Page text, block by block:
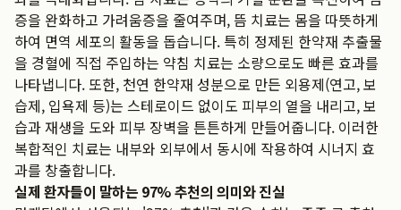
증을 완화하고 가려움증을 줄여주며, 뜸 치료는 몸을 따뜻하게
하여 면역 세포의 활동을 돕습니다. 특히 정제된 한약재 추출물
을 경혈에 직접 주입하는 약침 치료는 소량으로도 빠른 효과를
나타냅니다. 또한, 천연 한약재 성분으로 만든 외용제(연고, 보
습제, 입욕제 등)는 스테로이드 없이도 피부의 열을 내리고, 보
습과 재생을 도와 피부 장벽을 튼튼하게 만들어줍니다. 이러한
복합적인 치료는 내부와 외부에서 동시에 작용하여 시너지 효
과를 창출합니다.
실제 환자들이 말하는 97% 추천의 의미와 진실